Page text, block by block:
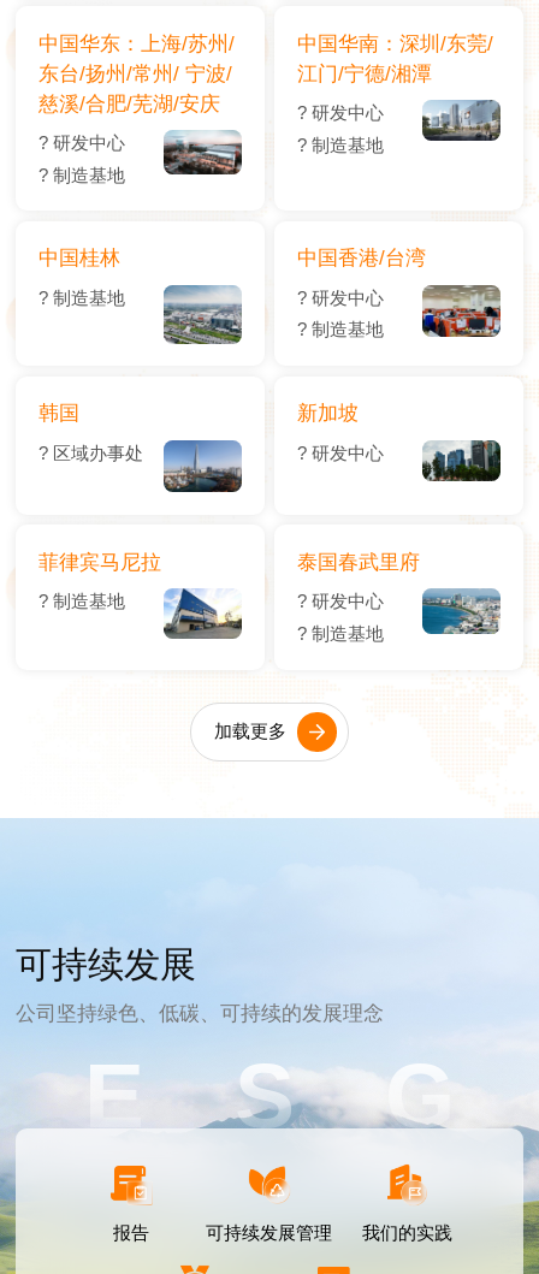
中国华东：上海/苏州/
东台/扬州/常州/ 宁波/
慈溪/合肥/芜湖/安庆
? 研发中心
? 制造基地
中国华南：深圳/东莞/
江门/宁德/湘潭
? 研发中心
? 制造基地
中国桂林
? 制造基地
中国香港/台湾
? 研发中心
? 制造基地
韩国
? 区域办事处
新加坡
? 研发中心
菲律宾马尼拉
? 制造基地
泰国春武里府
? 研发中心
? 制造基地
加载更多
可持续发展
公司坚持绿色、低碳、可持续的发展理念
E S G
报告 可持续发展管理 我们的实践